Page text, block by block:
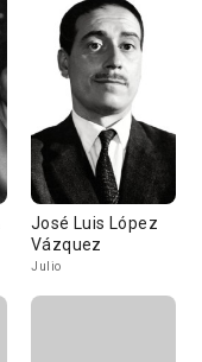
José Luis López
Vázquez
Julio